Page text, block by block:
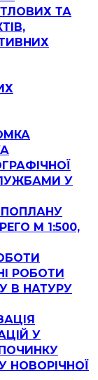
ТА
У
М 1:500,
РОБОТИ
В НАТУРУ
У
НОВОРІЧНОЇ